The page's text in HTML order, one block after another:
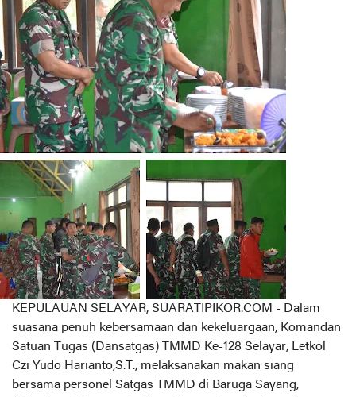
KEPULAUAN SELAYAR, SUARATIPIKOR.COM - Dalam
suasana penuh kebersamaan dan kekeluargaan, Komandan
Satuan Tugas (Dansatgas) TMMD Ke-128 Selayar, Letkol
Czi Yudo Harianto,S.T., melaksanakan makan siang
bersama personel Satgas TMMD di Baruga Sayang,